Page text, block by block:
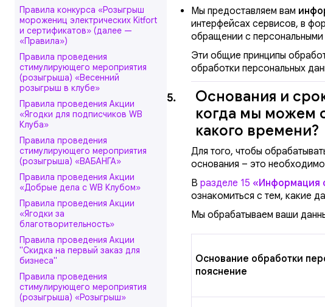
Правила конкурса «Розыгрыш
морожениц электрических Kitfort
и сертификатов» (далее —
«Правила»)
Правила проведения
стимулирующего мероприятия
(розыгрыша) «Весенний
розыгрыш в клубе»
Правила проведения Акции
«Ягодки для подписчиков WB
Клуба»
Правила проведения
стимулирующего мероприятия
(розыгрыша) «ВАБАНГА»
Правила проведения Акции
«Добрые дела с WB Клубом»
Правила проведения Акции
«Ягодки за
благотворительность»
Правила проведения Акции
"Скидка на первый заказ для
бизнеса"
Правила проведения
стимулирующего мероприятия
(розыгрыша) «Розыгрыш»
Мы предоставляем вам
интерфейсах сервисов, в
обращении с
Эти общие принципы
обработки персональных
5.
Основания и
когда мы можем
какого времени?
Для того, чтобы
основания – это
В разделе 15 «Информация
ознакомиться с тем, какие
Мы обрабатываем ваши
Основание обработки
пояснение